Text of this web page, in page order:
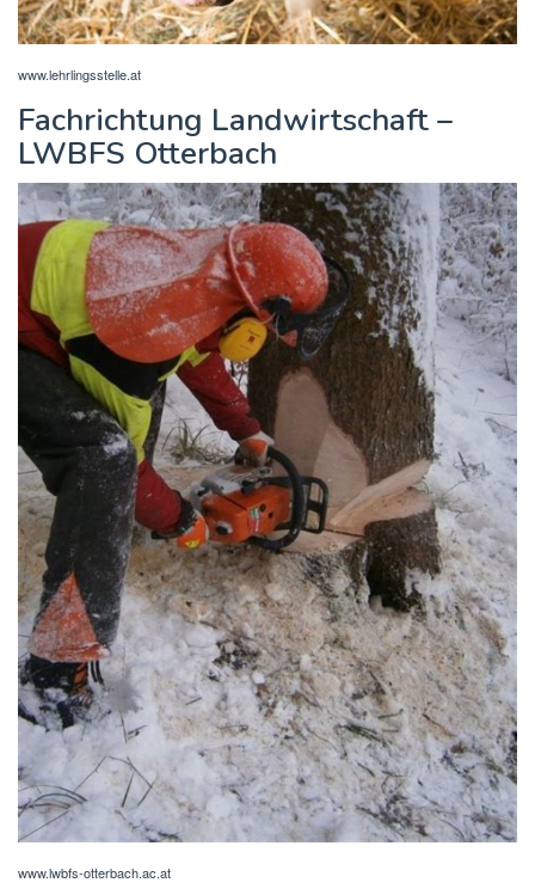
www.lehrlingsstelle.at
Fachrichtung Landwirtschaft –
LWBFS Otterbach
www.lwbfs-otterbach.ac.at